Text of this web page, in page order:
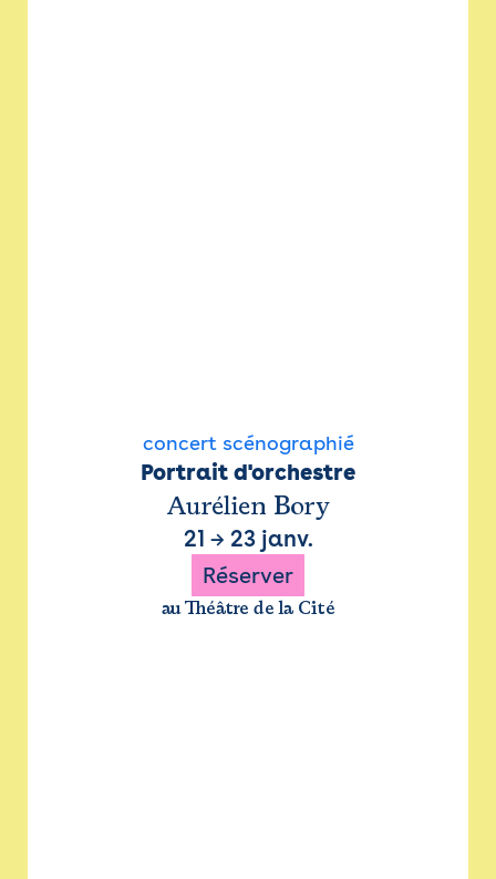
concert scénographié
Portrait d'orchestre
Aurélien Bory
21 → 23 janv.
Réserver
au Théâtre de la Cité